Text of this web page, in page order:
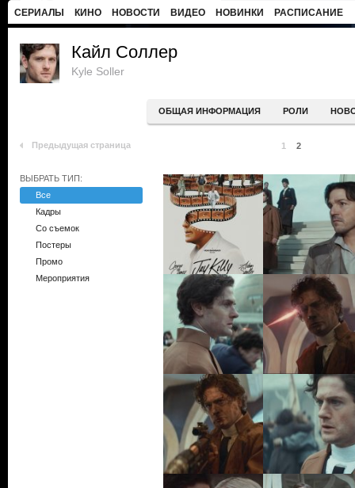
СЕРИАЛЫ КИНО НОВОСТИ ВИДЕО НОВИНКИ РАСПИСАНИЕ
Кайл Соллер
Kyle Soller
ОБЩАЯ ИНФОРМАЦИЯ РОЛИ
Предыдущая страница 1 2
ВЫБРАТЬ ТИП:
Все
Кадры
Со съемок
Постеры
Промо
Мероприятия